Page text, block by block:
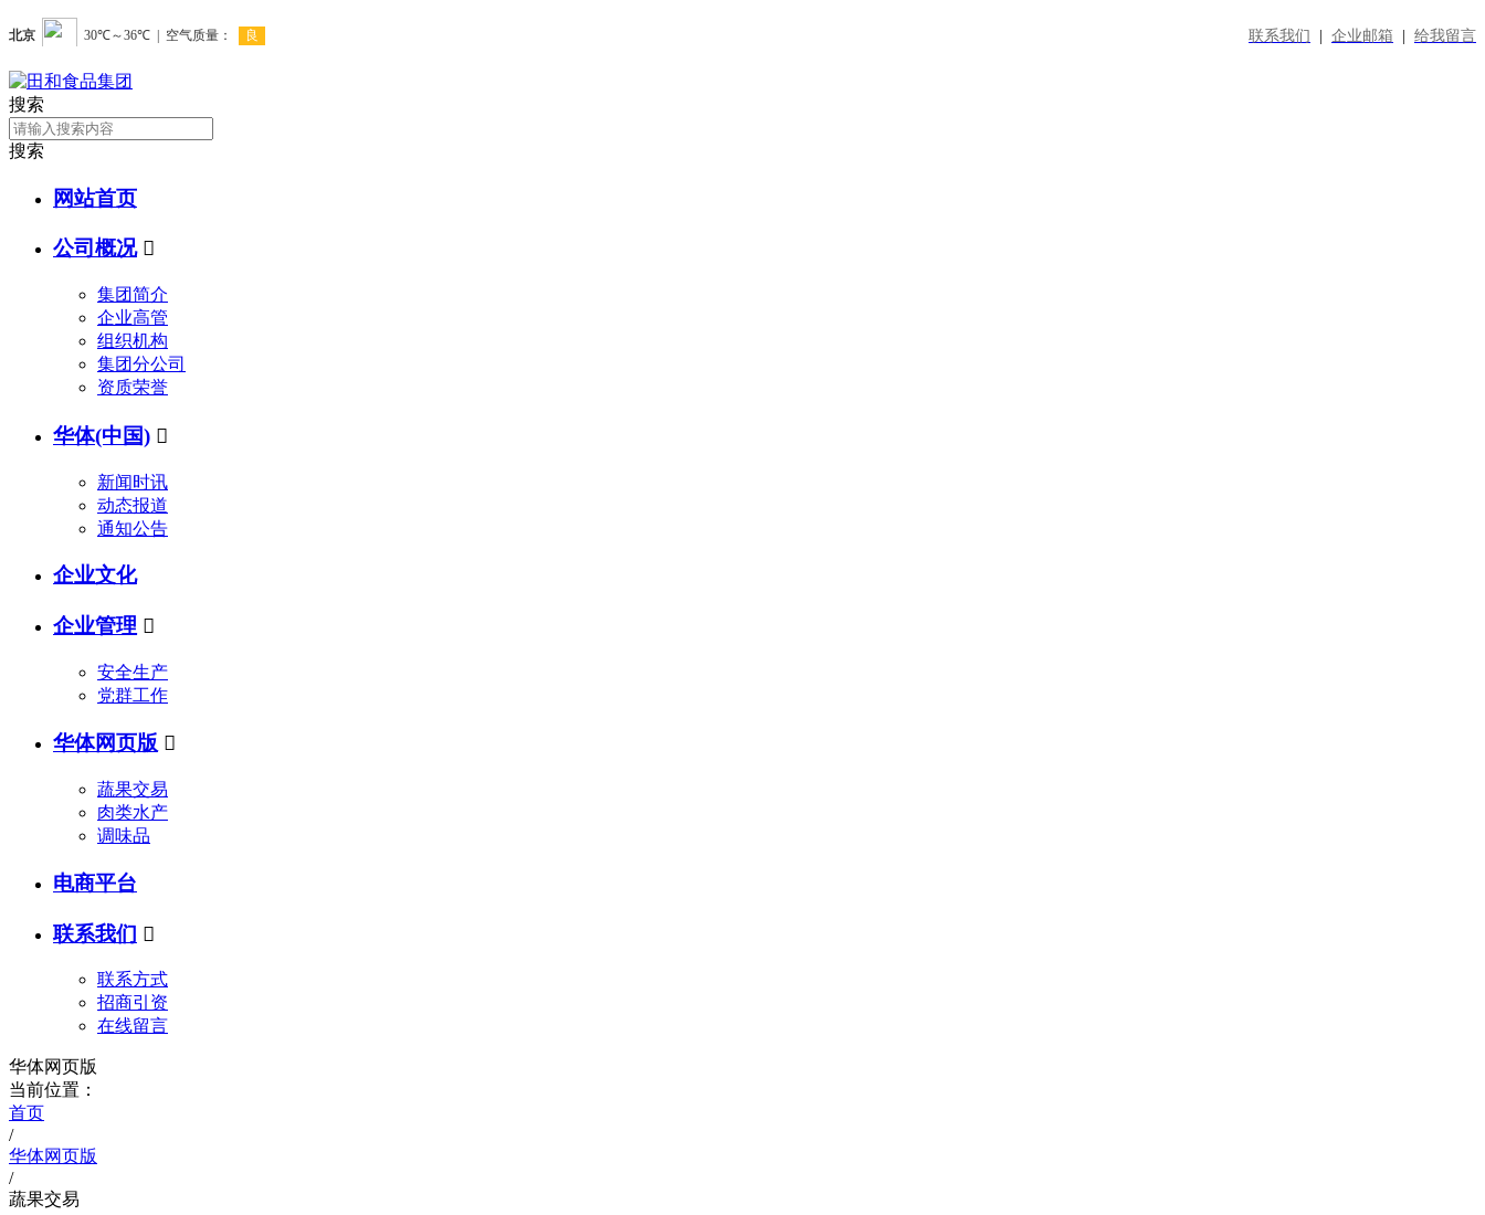
联系我们 企业邮箱 给我留言
搜索
搜索
网站首页
公司概况 
集团简介
企业高管
组织机构
集团分公司
资质荣誉
华体(中国) 
新闻时讯
动态报道
通知公告
企业文化
企业管理 
安全生产
党群工作
华体网页版 
蔬果交易
肉类水产
调味品
电商平台
联系我们 
联系方式
招商引资
在线留言
华体网页版
当前位置：
首页
/
华体网页版
/
蔬果交易